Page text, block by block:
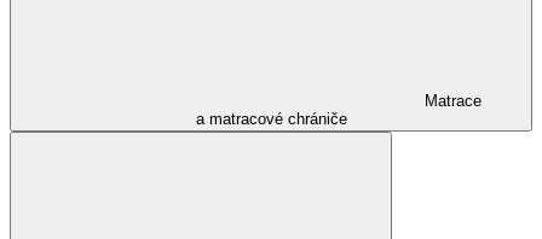
Matrace
a matracové chrániče